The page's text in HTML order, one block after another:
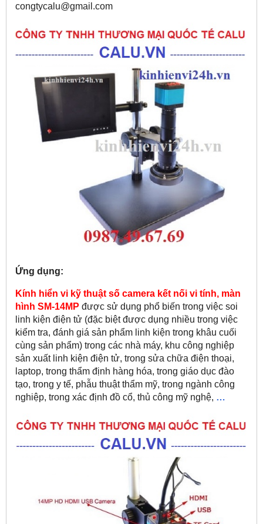
congtycalu@gmail.com
Ứng dụng:
Kính hiển vi kỹ thuật số camera kết nối vi tính, màn
hình SM-14MP được sử dụng phổ biến trong việc soi
linh kiện điện tử (đặc biệt được dụng nhiều trong việc
kiểm tra, đánh giá sản phẩm linh kiện trong khâu cuối
cùng sản phẩm) trong các nhà máy, khu công nghiệp
sản xuất linh kiện điện tử, trong sửa chữa điện thoại,
laptop, trong thẩm định hàng hóa, trong giáo dục đào
tạo, trong y tế, phẫu thuật thẩm mỹ, trong ngành công
nghiệp, trong xác định đồ cổ, thủ công mỹ nghệ, …